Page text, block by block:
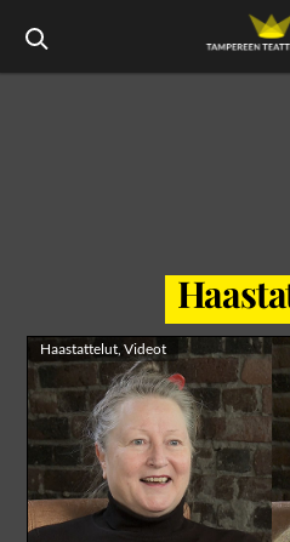
Haastattelut,Videot